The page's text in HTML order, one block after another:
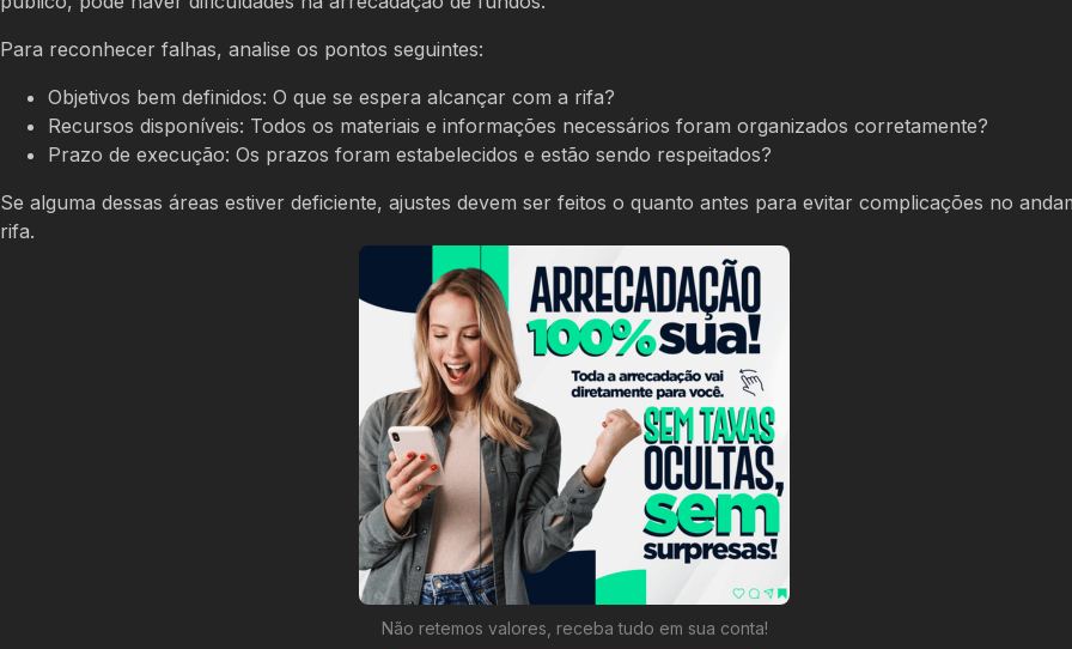
Para reconhecer falhas, analise os pontos seguintes:
Objetivos bem definidos: O que se espera alcançar com a rifa?
Recursos disponíveis: Todos os materiais e informações necessários foram organizados corretamente?
Prazo de execução: Os prazos foram estabelecidos e estão sendo respeitados?
Se alguma dessas áreas estiver deficiente, ajustes devem ser feitos o quanto antes para evitar complicações no
rifa.
Não retemos valores, receba tudo em sua conta!